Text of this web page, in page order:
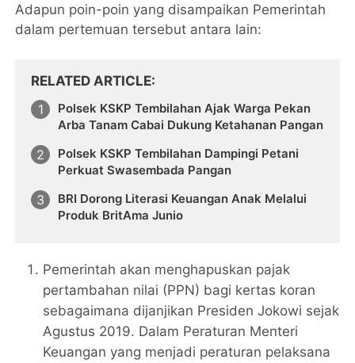
Adapun poin-poin yang disampaikan Pemerintah
dalam pertemuan tersebut antara lain:
RELATED ARTICLE
Polsek KSKP Tembilahan Ajak Warga Pekan
Arba Tanam Cabai Dukung Ketahanan Pangan
Polsek KSKP Tembilahan Dampingi Petani
Perkuat Swasembada Pangan
BRI Dorong Literasi Keuangan Anak Melalui
Produk BritAma Junio
Pemerintah akan menghapuskan pajak
pertambahan nilai (PPN) bagi kertas koran
sebagaimana dijanjikan Presiden Jokowi sejak
Agustus 2019. Dalam Peraturan Menteri
Keuangan yang menjadi peraturan pelaksana